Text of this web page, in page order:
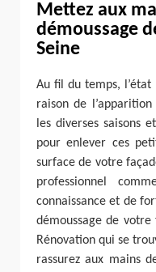
Mettez aux
démoussage
Seine
Au fil du temps,
raison de
les diverses saisons
pour enlever ces
surface de votre
professionnel
connaissance et de
démoussage de votre
Rénovation qui se
rassurez aux mains